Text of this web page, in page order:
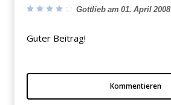
Gottlieb am 01. April 2008
Guter Beitrag!
Kommentieren